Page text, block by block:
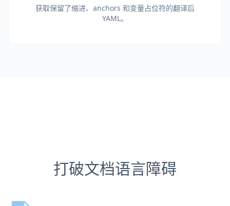
获取保留了缩进、anchors 和变量占位符的翻译后
YAML。
打破文档语言障碍